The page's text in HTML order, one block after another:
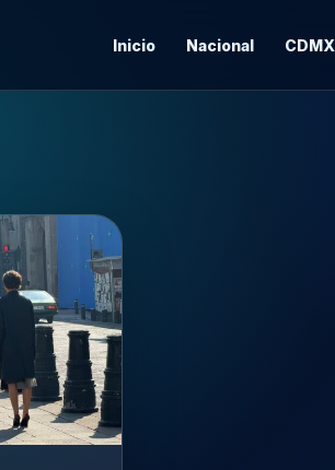
Inicio Nacional CDMX